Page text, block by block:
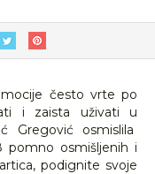
često vrte po
i zaista uživati u
Gregović osmislila
pomno osmišljenih i
podignite svoje